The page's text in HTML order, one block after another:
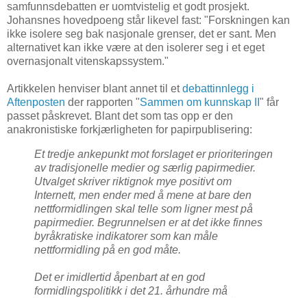
samfunnsdebatten er uomtvistelig et godt prosjekt.
Johansnes hovedpoeng står likevel fast: "Forskningen kan
ikke isolere seg bak nasjonale grenser, det er sant. Men
alternativet kan ikke være at den isolerer seg i et eget
overnasjonalt vitenskapssystem."
Artikkelen henviser blant annet til etdebattinnlegg i
Aftenposten der rapporten "Sammen om kunnskap II " får
passet påskrevet. Blant det som tas opp er den
anakronistiske forkjærligheten for papirpublisering:
Et tredje ankepunkt mot forslaget er prioriteringen
av tradisjonelle medier og særlig papirmedier.
Utvalget skriver riktignok mye positivt om
Internett, men ender med å mene at bare den
nettformidlingen skal telle som ligner mest på
papirmedier. Begrunnelsen er at det ikke finnes
byråkratiske indikatorer som kan måle
nettformidling på en god måte.
Det er imidlertid åpenbart at en god
formidlingspolitikk i det 21. århundre må